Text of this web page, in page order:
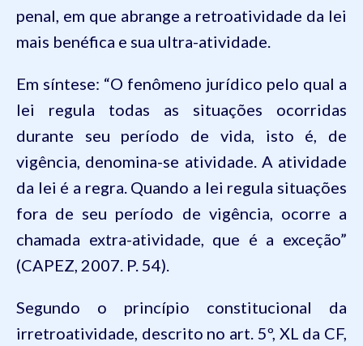
penal, em que abrange a retroatividade da lei
mais benéfica e sua ultra-atividade.
Em síntese: “O fenômeno jurídico pelo qual a
lei regula todas as situações ocorridas
durante seu período de vida, isto é, de
vigência, denomina-se atividade. A atividade
da lei é a regra. Quando a lei regula situações
fora de seu período de vigência, ocorre a
chamada extra-atividade, que é a exceção”
(CAPEZ, 2007. P. 54).
Segundo o princípio constitucional da
irretroatividade, descrito no art. 5º, XL da CF,